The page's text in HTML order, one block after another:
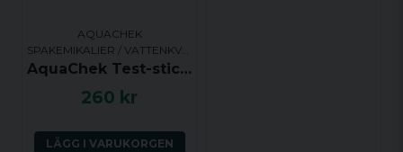
AQUACHEK
AquaChek Test-stickor, Gul 4-i-1
260 kr
LÄGG I VARUKORGEN